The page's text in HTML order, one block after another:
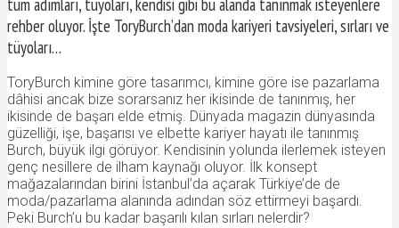
rehber oluyor. İşte ToryBurch’dan moda kariyeri tavsiyeleri, sırları ve
tüyoları…
ToryBurch kimine göre tasarımcı, kimine göre ise pazarlama
dâhisi ancak bize sorarsanız her ikisinde de tanınmış, her
ikisinde de başarı elde etmiş. Dünyada magazin dünyasında
güzelliği, işe, başarısı ve elbette kariyer hayatı ile tanınmış
Burch, büyük ilgi görüyor. Kendisinin yolunda ilerlemek isteyen
genç nesillere de ilham kaynağı oluyor. İlk konsept
mağazalarından birini İstanbul’da açarak Türkiye’de de
moda/pazarlama alanında adından söz ettirmeyi başardı.
Peki Burch’u bu kadar başarılı kılan sırları nelerdir?